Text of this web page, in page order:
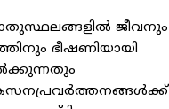
ജീവനും
ഭീഷണിയായി